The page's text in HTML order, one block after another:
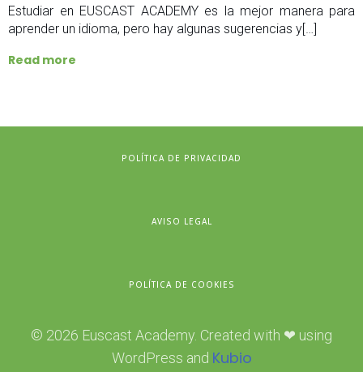
Estudiar en EUSCAST ACADEMY es la mejor manera para
aprender un idioma, pero hay algunas sugerencias y[…]
Read more
POLÍTICA DE PRIVACIDAD
AVISO LEGAL
POLÍTICA DE COOKIES
© 2026 Euscast Academy. Created with ❤ using
WordPress and Kubio